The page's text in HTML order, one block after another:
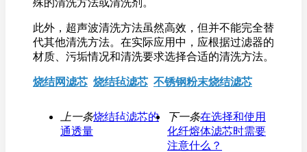
此外，超声波清洗方法虽然高效，但并不能完全替
代其他清洗方法。在实际应用中，应根据过滤器的
材质、污垢情况和清洗要求选择合适的清洗方法。
烧结网滤芯 烧结毡滤芯 不锈钢粉末烧结滤芯
上一条烧结毡滤芯的
通透量
下一条在选择和使用
化纤熔体滤芯时需要
注意什么？